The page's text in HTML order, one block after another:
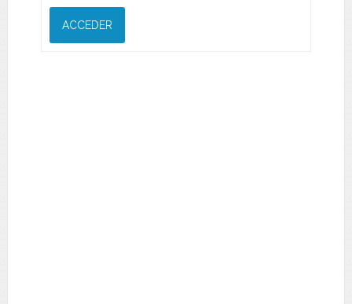
ACCEDER